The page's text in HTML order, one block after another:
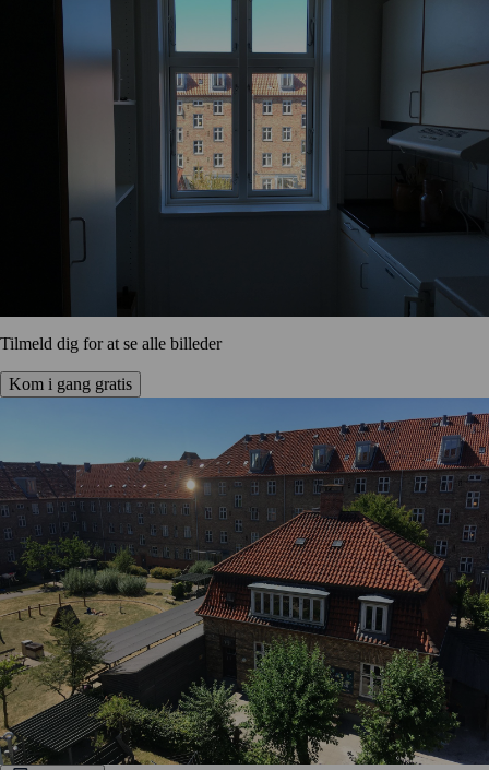
Tilmeld dig for at se alle billeder
Kom i gang gratis